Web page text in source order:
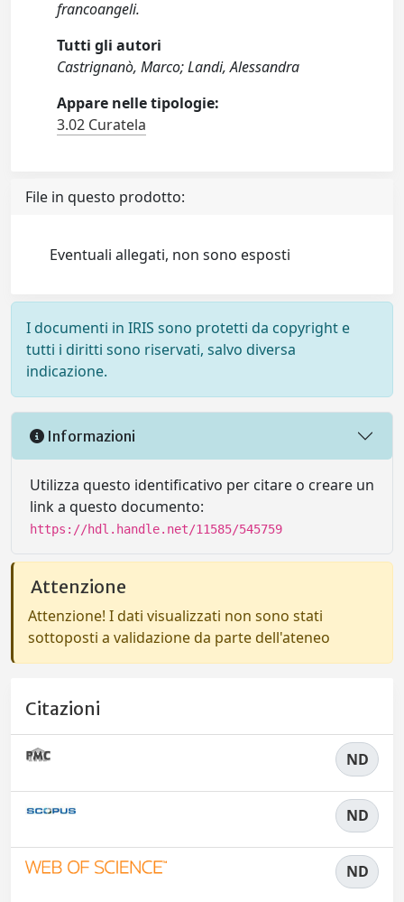
francoangeli.
Tutti gli autori
Castrignanò, Marco; Landi, Alessandra
Appare nelle tipologie:
3.02 Curatela
File in questo prodotto:
Eventuali allegati, non sono esposti
I documenti in IRIS sono protetti da copyright e
tutti i diritti sono riservati, salvo diversa
indicazione.
Informazioni
Utilizza questo identificativo per citare o creare un
link a questo documento:
https://hdl.handle.net/11585/545759
Attenzione
Attenzione! I dati visualizzati non sono stati
sottoposti a validazione da parte dell'ateneo
Citazioni
ND
ND
ND